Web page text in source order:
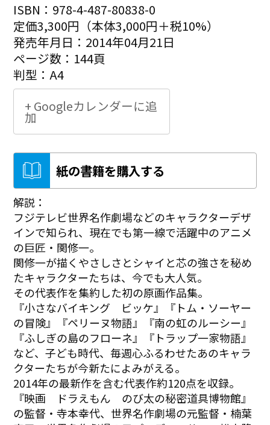
ISBN：978-4-487-80838-0
定価3,300円（本体3,000円＋税10%）
発売年月日：2014年04月21日
ページ数：144頁
判型：A4
+ Googleカレンダーに追
加
紙の書籍を購入する
解説：
フジテレビ世界名作劇場などのキャラクターデザ
インで知られ、現在でも第一線で活躍中のアニメ
の巨匠・関修一。
関修一が描くやさしさとシャイと芯の強さを秘め
たキャラクターたちは、今でも大人気。
その代表作を集約した初の原画作品集。
『小さなバイキング ビッケ』『トム・ソーヤー
の冒険』『ペリーヌ物語』『南の虹のルーシー』
『ふしぎの島のフローネ』『トラップ一家物語』
など、子ども時代、毎週心ふるわせたあのキャラ
クターたちが今新たによみがえる。
2014年の最新作を含む代表作約120点を収録。
『映画 ドラえもん のび太の秘密道具博物館』
の監督・寺本幸代、世界名作劇場の元監督・楠葉